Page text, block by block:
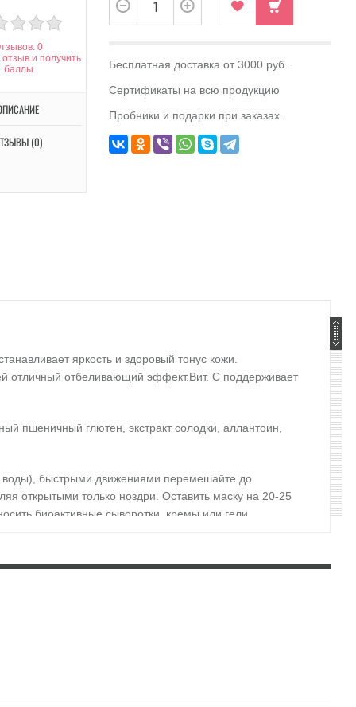
0
и получить
баллы
(0)
Бесплатная доставка от 3000 руб.
Сертификаты на всю продукцию
Пробники и подарки при заказах.
яркость и здоровый тонус кожи.
отличный отбеливающий эффект.Вит. С поддерживает
пшеничный глютен, экстракт солодки, аллантоин,
воды), быстрыми движениями перемешайте до
открытыми только ноздри. Оставить маску на 20-25
биоактивные сыворотки, кремы или гели